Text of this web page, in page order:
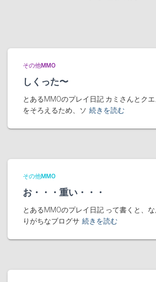
その他MMO
しくった〜
とあるMMOのプレイ日記 カミさんとク
をそろえるため、ソ 続きを読む
その他MMO
お・・・重い・・・
とあるMMOのプレイ日記 って書くと、
りがちなブログサ 続きを読む